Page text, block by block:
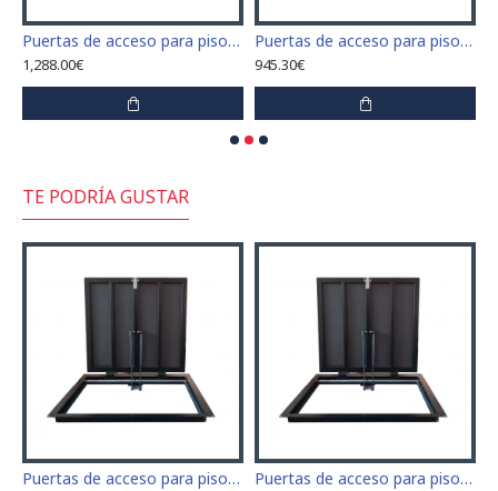
Puertas de acceso para piso tamaño 70 cm x 210 cm "H"
1,288.00€
Puertas de acceso para piso tamaño 70 cm x 70 cm
945.30€
TE PODRÍA GUSTAR
Puertas de acceso para piso tamaño 60 cm x 70 cm "H" Puertas de acceso para piso tamaño 60 cm x 80 cm "H"